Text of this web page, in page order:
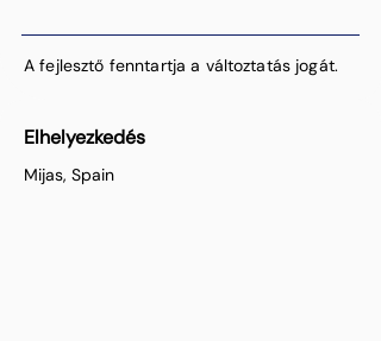
A fejlesztő fenntartja a változtatás jogát.
Elhelyezkedés
Mijas, Spain